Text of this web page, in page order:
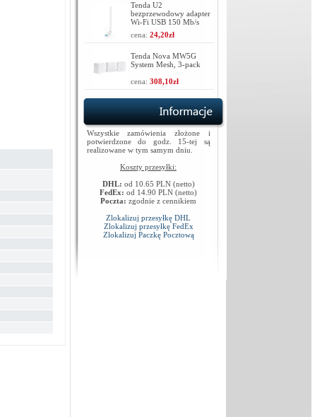
Tenda U2
bezprzewodowy adapter
Wi-Fi USB 150 Mb/s
cena: 24,20zł
Tenda Nova MW5G
System Mesh, 3-pack
cena: 308,10zł
Wszystkie zamówienia złożone i
potwierdzone do godz. 15-tej są
realizowane w tym samym dniu.
Koszty przesyłki:
DHL: od 10.65 PLN (netto)
FedEx: od 14.90 PLN (netto)
Poczta: zgodnie z cennikiem
Zlokalizuj przesyłkę DHL
Zlokalizuj przesyłkę FedEx
Zlokalizuj Paczkę Pocztową